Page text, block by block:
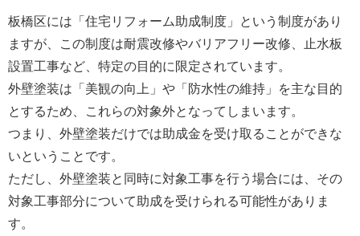
板橋区には「住宅リフォーム助成制度」という制度があり
ますが、この制度は耐震改修やバリアフリー改修、止水板
設置工事など、特定の目的に限定されています。
外壁塗装は「美観の向上」や「防水性の維持」を主な目的
とするため、これらの対象外となってしまいます。
つまり、外壁塗装だけでは助成金を受け取ることができな
いということです。
ただし、外壁塗装と同時に対象工事を行う場合には、その
対象工事部分について助成を受けられる可能性がありま
す。